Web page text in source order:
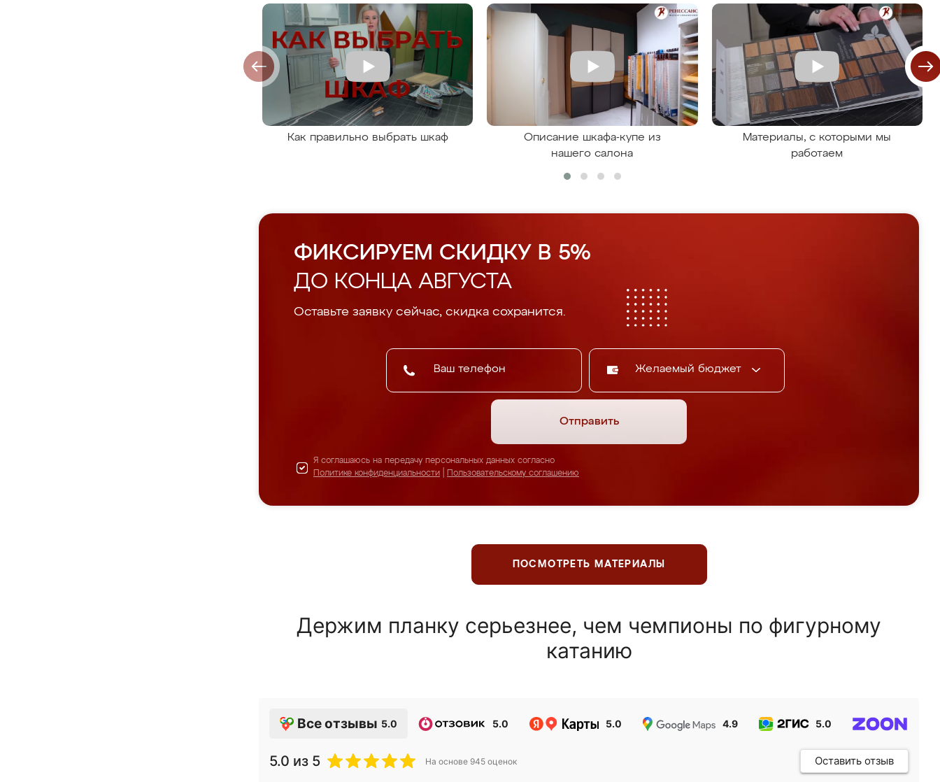
Как правильно выбрать шкаф
Описание шкафа-купе из
нашего салона
Материалы, с которыми мы
работаем
ФИКСИРУЕМ СКИДКУ В 5%
ДО КОНЦА АВГУСТА
Оставьте заявку сейчас, скидка сохранится.
Желаемый бюджет
Отправить
Я соглашаюсь на передачу персональных данных согласно
Политике конфиденциальности
Пользовательскому соглашению
ПОСМОТРЕТЬ МАТЕРИАЛЫ
Держим планку серьезнее, чем чемпионы по фигурному
катанию
Все отзывы 5.0 5.0 5.0 4.9 5.0
5.0 из 5 На основе 945 оценок Оставить отзыв